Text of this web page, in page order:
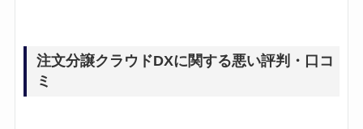
注文分譲クラウドDXに関する悪い評判・口コ
ミ